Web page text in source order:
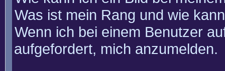
Was ist mein Rang und wie
Wenn ich bei einem Benutzer
aufgefordert, mich anzumelden.